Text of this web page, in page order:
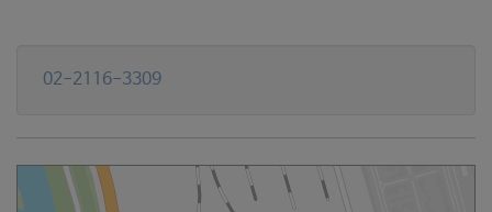
02-2116-3309
서울시 노원구 노해로 437